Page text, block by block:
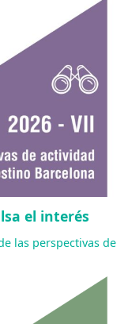
el interés
las perspectivas de